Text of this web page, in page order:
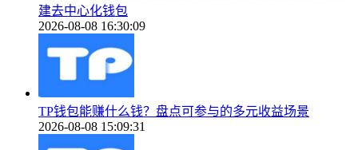
建去中心化钱包
2026-08-08 16:30:09
TP钱包能赚什么钱？盘点可参与的多元收益场景
2026-08-08 15:09:31